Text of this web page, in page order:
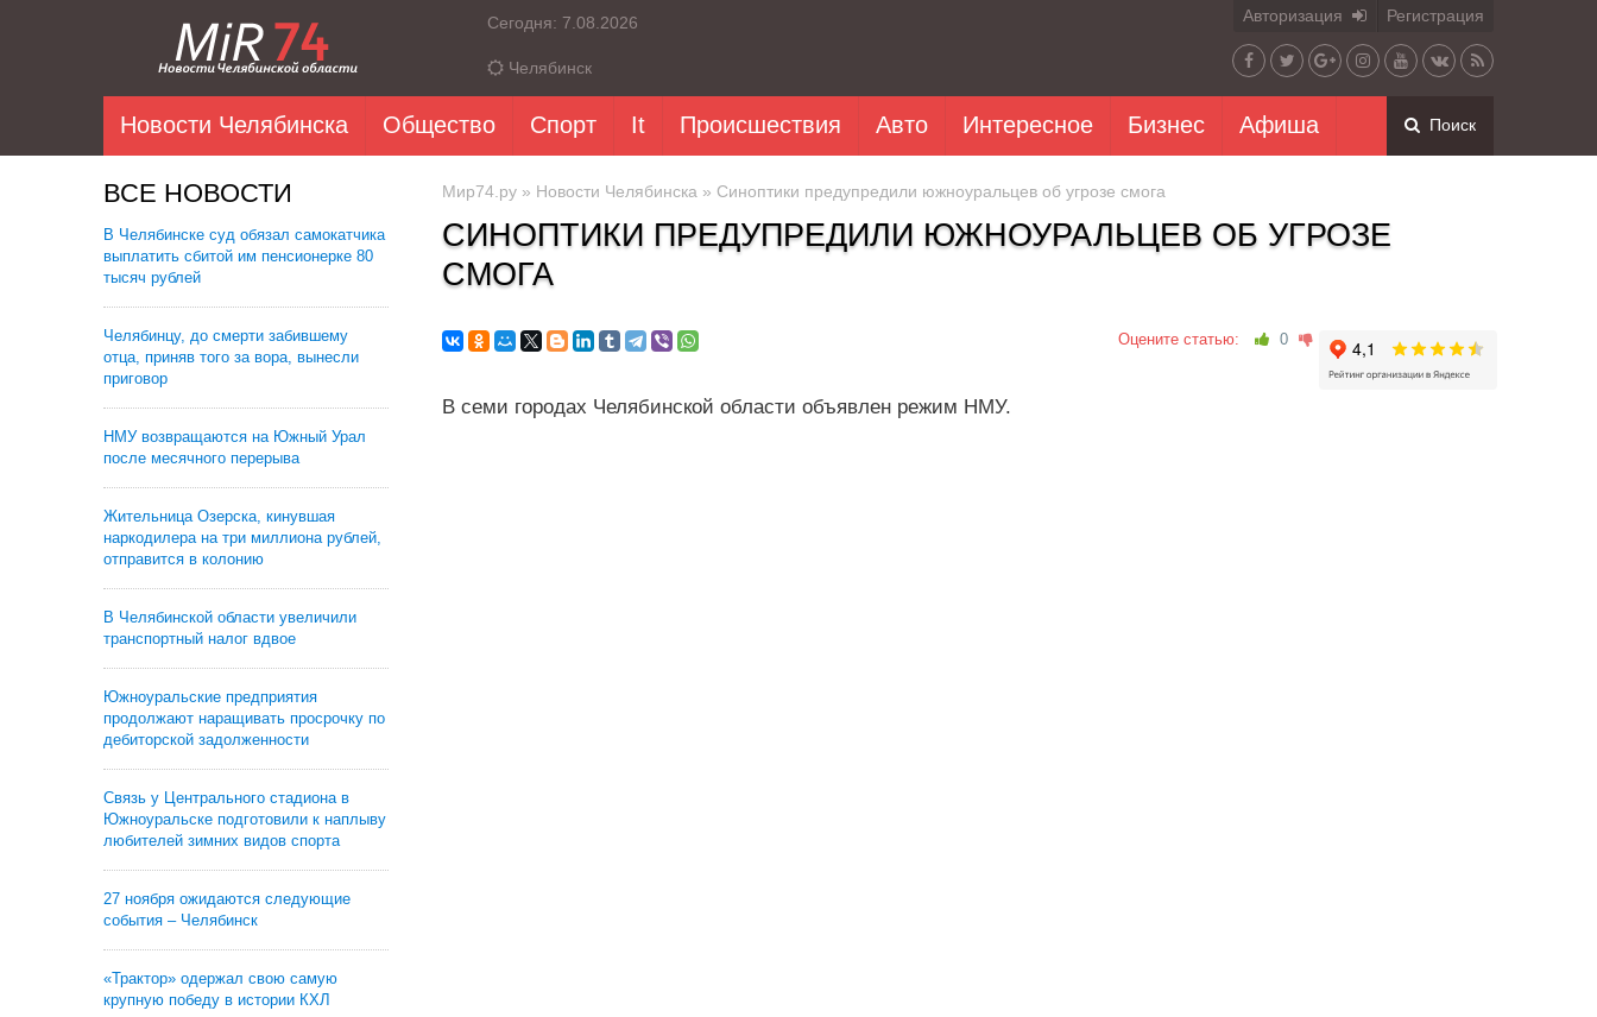
Сегодня: 7.08.2026
Челябинск
Авторизация Регистрация
Новости Челябинска Общество Спорт It Происшествия Авто Интересное Бизнес Афиша Поиск
ВСЕ НОВОСТИ
В Челябинске суд обязал самокатчика
выплатить сбитой им пенсионерке 80
тысяч рублей
Челябинцу, до смерти забившему
отца, приняв того за вора, вынесли
приговор
НМУ возвращаются на Южный Урал
после месячного перерыва
Жительница Озерска, кинувшая
наркодилера на три миллиона рублей,
отправится в колонию
В Челябинской области увеличили
транспортный налог вдвое
Южноуральские предприятия
продолжают наращивать просрочку по
дебиторской задолженности
Связь у Центрального стадиона в
Южноуральске подготовили к наплыву
любителей зимних видов спорта
27 ноября ожидаются следующие
события – Челябинск
«Трактор» одержал свою самую
крупную победу в истории КХЛ
Мир74.ру » Новости Челябинска » Синоптики предупредили южноуральцев об угрозе смога
СИНОПТИКИ ПРЕДУПРЕДИЛИ ЮЖНОУРАЛЬЦЕВ ОБ УГРОЗЕ
СМОГА
Оцените статью: 0
В семи городах Челябинской области объявлен режим НМУ.